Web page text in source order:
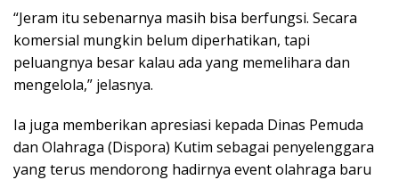
“Jeram itu sebenarnya masih bisa berfungsi. Secara
komersial mungkin belum diperhatikan, tapi
peluangnya besar kalau ada yang memelihara dan
mengelola,” jelasnya.
Ia juga memberikan apresiasi kepada Dinas Pemuda
dan Olahraga (Dispora) Kutim sebagai penyelenggara
yang terus mendorong hadirnya event olahraga baru